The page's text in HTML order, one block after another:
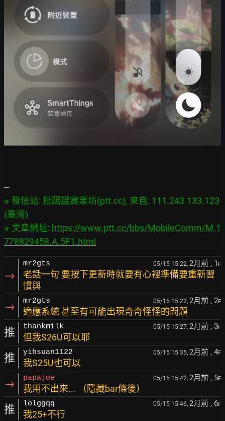
※ 發信站: 批踢踢實業坊(ptt.cc), 來自: 111.243.133.123
(臺灣)
※ 文章網址: https://www.ptt.cc/bbs/MobileComm/M.1
778829458.A.5F1.html
→
mr2gts 05/15 15:22, 2月前 , 1 F
老話一句 要按下更新時就要有心裡準備要重新習
慣與
→ mr2gts 05/15 15:22, 2月前 , 2F
適應系統 甚至有可能出現奇奇怪怪的問題
推 thankmilk 05/15 15:27, 2月前 , 3F
但我S26U可以耶
推 yihsuan1122 05/15 15:35, 2月前 , 4F
我S25U也可以
→ papajoe 05/15 15:42, 2月前 , 5F
我用不出來... （隱藏bar條後）
推 lolggqq 05/15 15:46, 2月前 , 6F
我25+不行